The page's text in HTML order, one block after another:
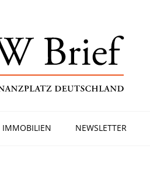
IMMOBILIEN NEWSLETTER